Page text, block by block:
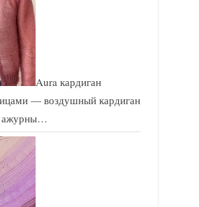
Aura кардиган
— воздушный кардиган
ажурны…